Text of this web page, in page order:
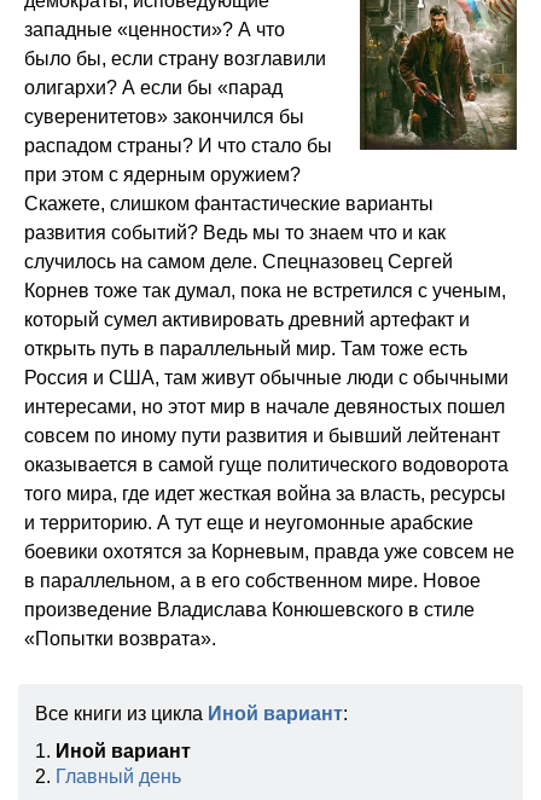
западные «ценности»? А что
было бы, если страну возглавили
олигархи? А если бы «парад
суверенитетов» закончился бы
распадом страны? И что стало бы
при этом с ядерным оружием?
Скажете, слишком фантастические варианты
развития событий? Ведь мы то знаем что и как
случилось на самом деле. Спецназовец Сергей
Корнев тоже так думал, пока не встретился с ученым,
который сумел активировать древний артефакт и
открыть путь в параллельный мир. Там тоже есть
Россия и США, там живут обычные люди с обычными
интересами, но этот мир в начале девяностых пошел
совсем по иному пути развития и бывший лейтенант
оказывается в самой гуще политического водоворота
того мира, где идет жесткая война за власть, ресурсы
и территорию. А тут еще и неугомонные арабские
боевики охотятся за Корневым, правда уже совсем не
в параллельном, а в его собственном мире. Новое
произведение Владислава Конюшевского в стиле
«Попытки возврата».
Все книги из цикла Иной вариант:
1. Иной вариант
2. Главный день